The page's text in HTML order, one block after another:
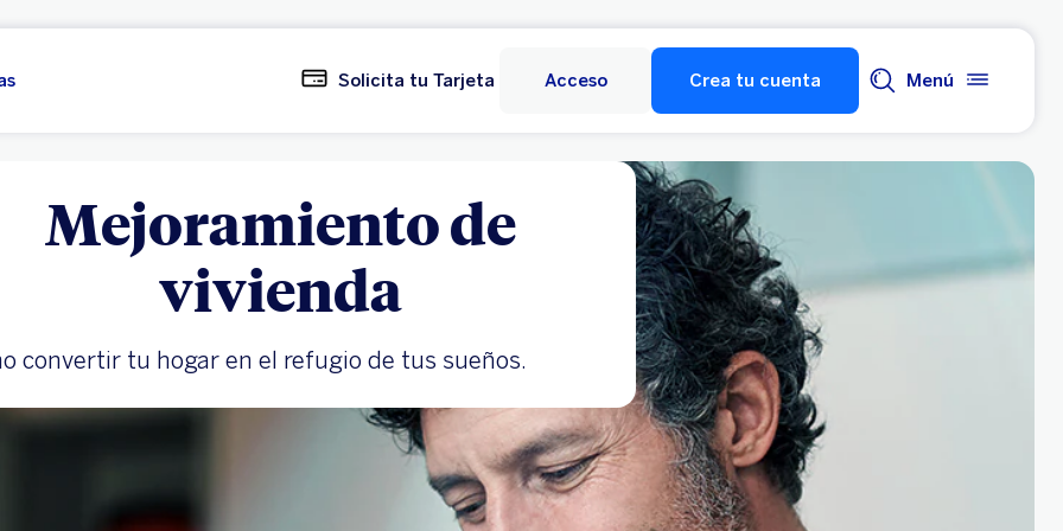
Solicita tu Tarjeta Acceso Crea tu cuenta Menú
Mejoramiento de
vivienda
convertir tu hogar en el refugio de tus sueños.